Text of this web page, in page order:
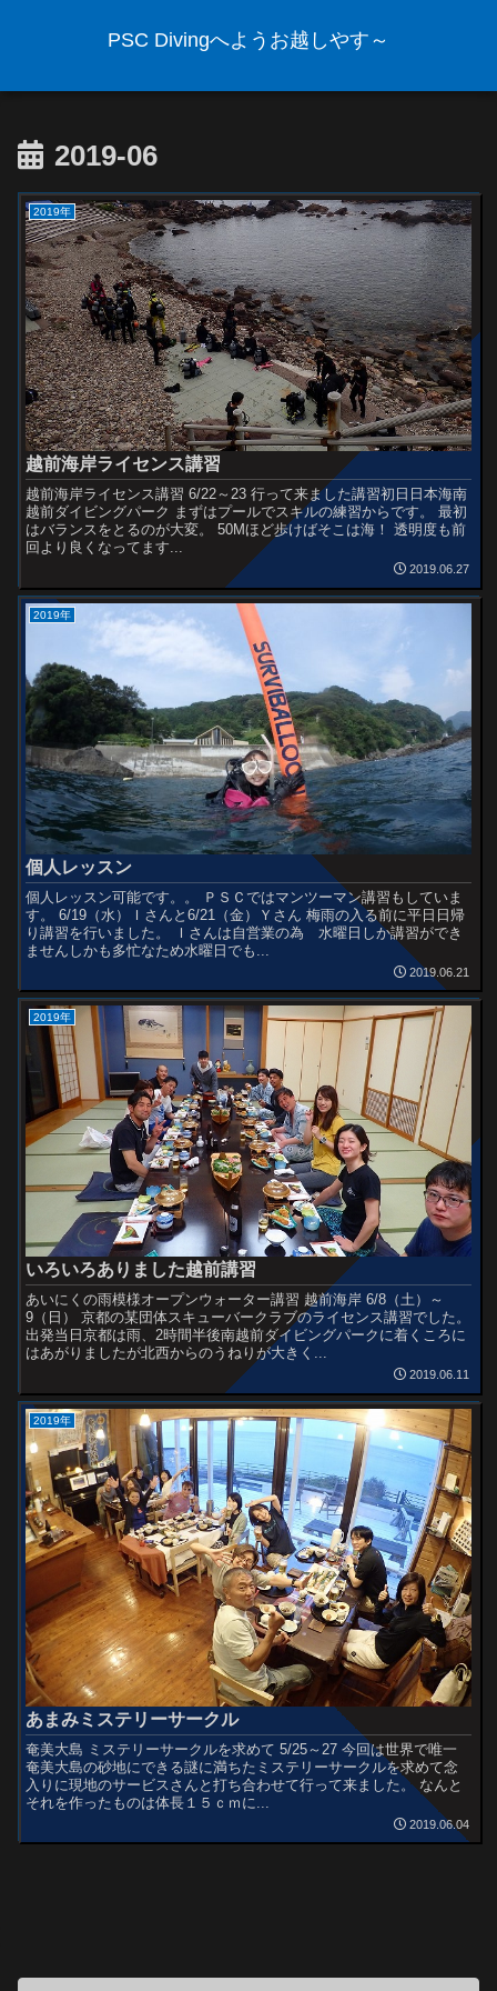
PSC Divingへようお越しやす～
2019-06
2019年
越前海岸ライセンス講習
越前海岸ライセンス講習 6/22～23 行って来ました講習初日日本海南
越前ダイビングパーク まずはプールでスキルの練習からです。 最初
はバランスをとるのが大変。 50Mほど歩けばそこは海！ 透明度も前
回より良くなってます...
2019.06.27
2019年
個人レッスン
個人レッスン可能です。。 ＰＳＣではマンツーマン講習もしていま
す。 6/19（水）Ｉさんと6/21（金）Ｙさん 梅雨の入る前に平日日帰
り講習を行いました。 Ｉさんは自営業の為 水曜日しか講習ができ
ませんしかも多忙なため水曜日でも...
2019.06.21
2019年
いろいろありました越前講習
あいにくの雨模様オープンウォーター講習 越前海岸 6/8（土）～
9（日） 京都の某団体スキューバークラブのライセンス講習でした。
出発当日京都は雨、2時間半後南越前ダイビングパークに着くころに
はあがりましたが北西からのうねりが大きく...
2019.06.11
2019年
あまみミステリーサークル
奄美大島 ミステリーサークルを求めて 5/25～27 今回は世界で唯一
奄美大島の砂地にできる謎に満ちたミステリーサークルを求めて念
入りに現地のサービスさんと打ち合わせて行って来ました。 なんと
それを作ったものは体長１５ｃｍに...
2019.06.04